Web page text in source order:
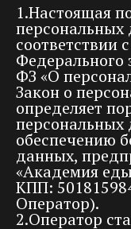
1.Настоящая
персональных
соответствии
Федерального
ФЗ «О
Закон о
определяет
обеспечению
данных,
«Академия
КПП:
Оператор).
2.Оператор